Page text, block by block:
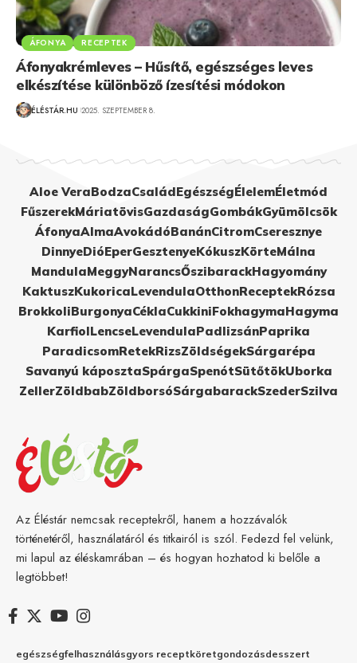
ÁFONYA RECEPTEK
Áfonyakrémleves – Hűsítő, egészséges leves
elkészítése különböző ízesítési módokon
ÉLÉSTÁR.HU 2025. SZEPTEMBER 8.
Aloe VeraBodzaCsaládEgészségÉlelemÉletmód
FűszerekMáriatövisGazdaságGombákGyümölcsök
ÁfonyaAlmaAvokádóBanánCitromCseresznye
DinnyeDióEperGesztenyeKókuszKörteMálna
MandulaMeggyNarancsŐszibarackHagyomány
KaktuszKukoricaLevendulaOtthonReceptekRózsa
BrokkoliBurgonyaCéklaCukkiniFokhagymaHagyma
KarfiolLencseLevendulaPadlizsánPaprika
ParadicsomRetekRizsZöldségekSárgarépa
Savanyú káposztaSpárgaSpenótSütőtökUborka
ZellerZöldbabZöldborsóSárgabarackSzederSzilva
Az Éléstár nemcsak receptekről, hanem a hozzávalók
történetéről, használatáról és titkairól is szól. Fedezd fel velünk,
mi lapul az éléskamrában – és hogyan hozhatod ki belőle a
legtöbbet!
egészségfelhasználásgyors receptköretgondozásdesszert